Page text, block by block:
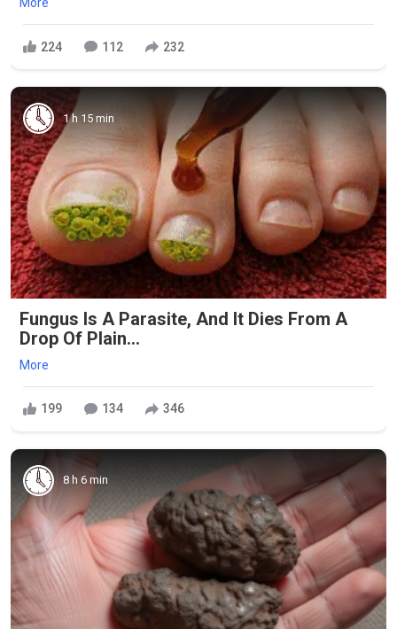
More
224 112 232
1 h 15 min
Fungus Is A Parasite, And It Dies From A
Drop Of Plain...
More
199 134 346
8 h 6 min